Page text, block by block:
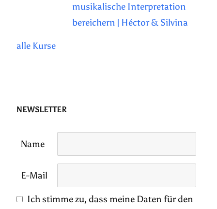
musikalische Interpretation
bereichern | Héctor & Silvina
alle Kurse
NEWSLETTER
Name
E-Mail
Ich stimme zu, dass meine Daten für den